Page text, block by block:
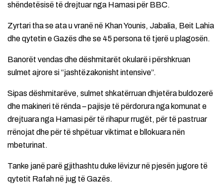
shëndetësisë të drejtuar nga Hamasi për BBC.
Zyrtari tha se ata u vranë në Khan Younis, Jabalia, Beit Lahia
dhe qytetin e Gazës dhe se 45 persona të tjerë u plagosën.
Banorët vendas dhe dëshmitarët okularë i përshkruan
sulmet ajrore si “jashtëzakonisht intensive”.
Sipas dëshmitarëve, sulmet shkatërruan dhjetëra buldozerë
dhe makineri të rënda – pajisje të përdorura nga komunat e
drejtuara nga Hamasi për të rihapur rrugët, për të pastruar
rrënojat dhe për të shpëtuar viktimat e bllokuara nën
mbeturinat.
Tanke janë parë gjithashtu duke lëvizur në pjesën jugore të
qytetit Rafah në jug të Gazës.